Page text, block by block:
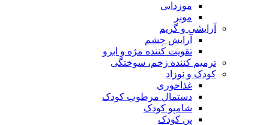
موزدایی
آرایشی و گریم
آرایش چشم
تقویت کننده مژه و ابرو
ترمیم کننده زخم، سوختگی
کودک و نوزاد
غذاخوری
دستمال مرطوب کودک
شامپو کودک
پن کودک